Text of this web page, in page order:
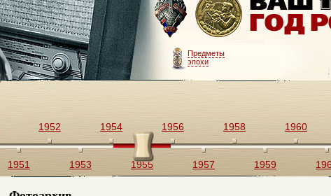
Предметы
эпохи
1951
1952
1953
1954
1955
1956
1957
1958
1959
1960